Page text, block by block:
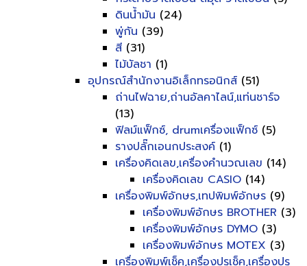
ดินน้ำมัน (24)
พู่กัน (39)
สี (31)
ไม้บัลชา (1)
อุปกรณ์สำนักงานอิเล็กทรอนิกส์ (51)
ถ่านไฟฉาย,ถ่านอัลคาไลน์,แท่นชาร์จ
(13)
ฟิลม์แฟ็กซ์, drumเครื่องแฟ็กซ์ (5)
รางปลั๊กเอนกประสงค์ (1)
เครื่องคิดเลข,เครื่องคำนวณเลข (14)
เครื่องคิดเลข CASIO (14)
เครื่องพิมพ์อักษร,เทปพิมพ์อักษร (9)
เครื่องพิมพ์อักษร BROTHER (3)
เครื่องพิมพ์อักษร DYMO (3)
เครื่องพิมพ์อักษร MOTEX (3)
เครื่องพิมพ์เช็ค,เครื่องปรุเช็ค,เครื่องปรุ